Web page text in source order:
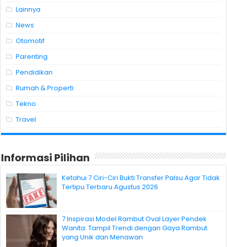
Lainnya
News
Otomotif
Parenting
Pendidikan
Rumah & Properti
Tekno
Travel
Informasi Pilihan
Ketahui 7 Ciri-Ciri Bukti Transfer Palsu Agar Tidak
Tertipu Terbaru Agustus 2026
7 Inspirasi Model Rambut Oval Layer Pendek
Wanita: Tampil Trendi dengan Gaya Rambut
yang Unik dan Menawan